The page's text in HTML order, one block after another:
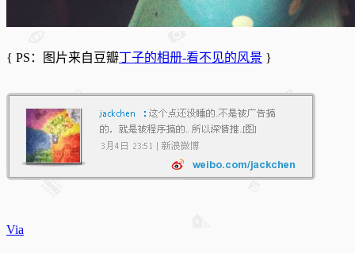
{ PS：图片来自豆瓣丁子的相册-看不见的风景 }
Via